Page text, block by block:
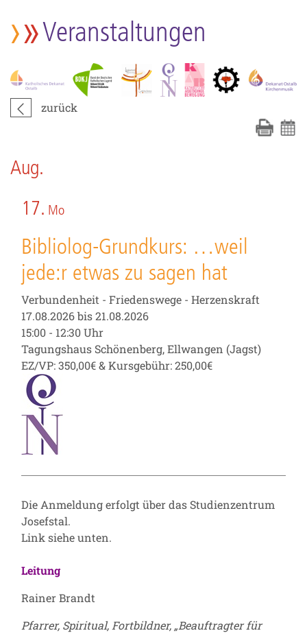
Veranstaltungen
zurück
Aug.
17. Mo
Bibliolog-Grundkurs: …weil
jede:r etwas zu sagen hat
Verbundenheit - Friedenswege - Herzenskraft
17.08.2026 bis 21.08.2026
15:00 - 12:30 Uhr
Tagungshaus Schönenberg, Ellwangen (Jagst)
EZ/VP: 350,00€ & Kursgebühr: 250,00€
Die Anmeldung erfolgt über das Studienzentrum
Josefstal.
Link siehe unten.
Leitung
Rainer Brandt
Pfarrer, Spiritual, Fortbildner, „Beauftragter für